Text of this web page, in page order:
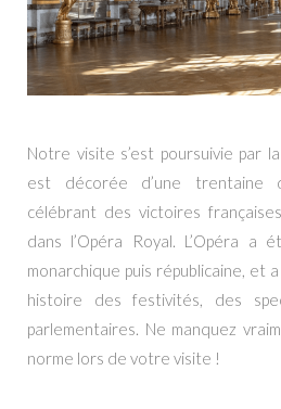
Notre visite s’est poursuivie par
est décorée d’une trentaine
célébrant des victoires
dans l’Opéra Royal. L’Opéra
monarchique puis républicaine, et
histoire des festivités, des
parlementaires. Ne manquez
norme lors de votre visite !